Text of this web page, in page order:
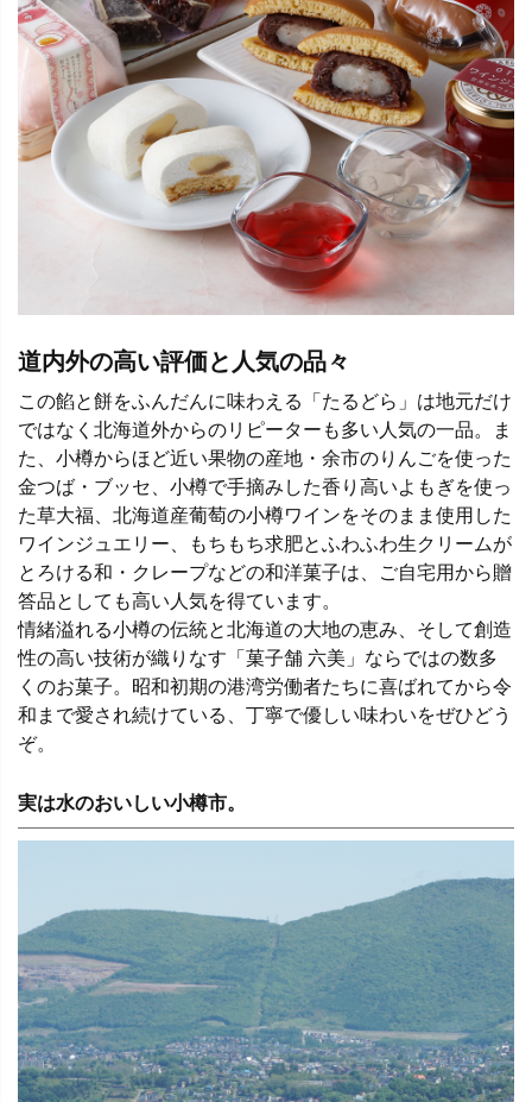
道内外の高い評価と人気の品々
この餡と餅をふんだんに味わえる「たるどら」は地元だけ
ではなく北海道外からのリピーターも多い人気の一品。ま
た、小樽からほど近い果物の産地・余市のりんごを使った
金つば・ブッセ、小樽で手摘みした香り高いよもぎを使っ
た草大福、北海道産葡萄の小樽ワインをそのまま使用した
ワインジュエリー、もちもち求肥とふわふわ生クリームが
とろける和・クレープなどの和洋菓子は、ご自宅用から贈
答品としても高い人気を得ています。
情緒溢れる小樽の伝統と北海道の大地の恵み、そして創造
性の高い技術が織りなす「菓子舗 六美」ならではの数多
くのお菓子。昭和初期の港湾労働者たちに喜ばれてから令
和まで愛され続けている、丁寧で優しい味わいをぜひどう
ぞ。
実は水のおいしい小樽市。